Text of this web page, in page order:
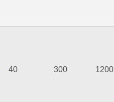
40 300 1200